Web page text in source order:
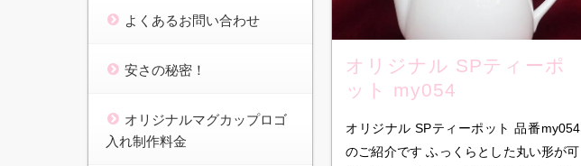
オリジナル SPティーポ
ット my054
オリジナル SPティーポット 品番my054
のご紹介です ふっくらとした丸い形が可
よくあるお問い合わせ
安さの秘密！
オリジナルマグカップロゴ
入れ制作料金